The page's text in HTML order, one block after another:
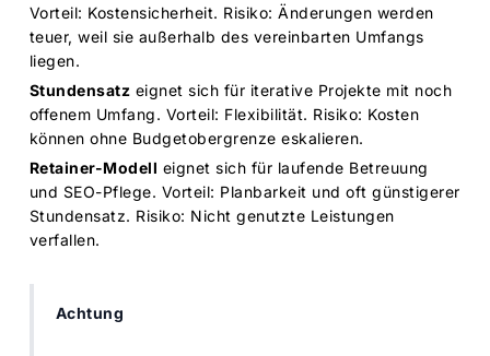
Vorteil: Kostensicherheit. Risiko: Änderungen werden
teuer, weil sie außerhalb des vereinbarten Umfangs
liegen.
Stundensatz eignet sich für iterative Projekte mit noch
offenem Umfang. Vorteil: Flexibilität. Risiko: Kosten
können ohne Budgetobergrenze eskalieren.
Retainer-Modell eignet sich für laufende Betreuung
und SEO-Pflege. Vorteil: Planbarkeit und oft günstigerer
Stundensatz. Risiko: Nicht genutzte Leistungen
verfallen.
Achtung